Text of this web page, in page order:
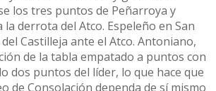
los tres puntos de Peñarroya y
derrota del Atco. Espeleño en San
Castilleja ante el Atco. Antoniano,
de la tabla empatado a puntos con
dos puntos del líder, lo que hace que
de Consolación dependa de sí mismo